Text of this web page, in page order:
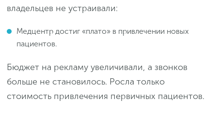
владельцев не устраивали:
Медцентр достиг «плато» в привлечении новых
пациентов.
Бюджет на рекламу увеличивали, а звонков
больше не становилось. Росла только
стоимость привлечения первичных пациентов.